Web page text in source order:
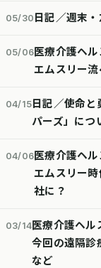
05/30 日記／週末
05/06医療介護ヘ
エムスリー
04/15日記／使命と
パーズ」につ
04/06医療介護ヘ
エムスリー
社に？
03/14医療介護ヘル
今回の遠隔診
など